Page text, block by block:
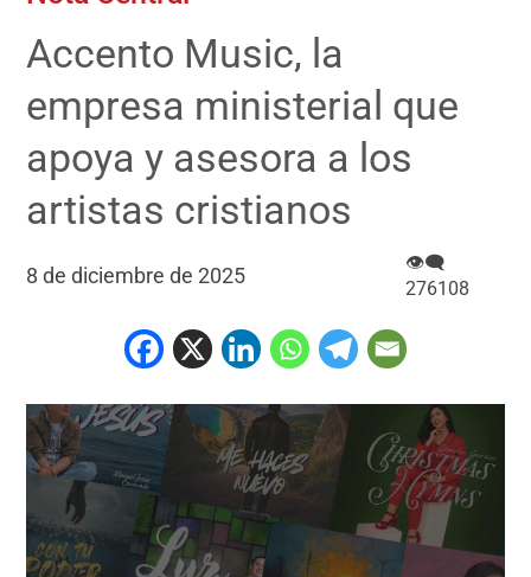
Accento Music, la
empresa ministerial que
apoya y asesora a los
artistas cristianos
8 de diciembre de 2025
👁‍🗨
276108